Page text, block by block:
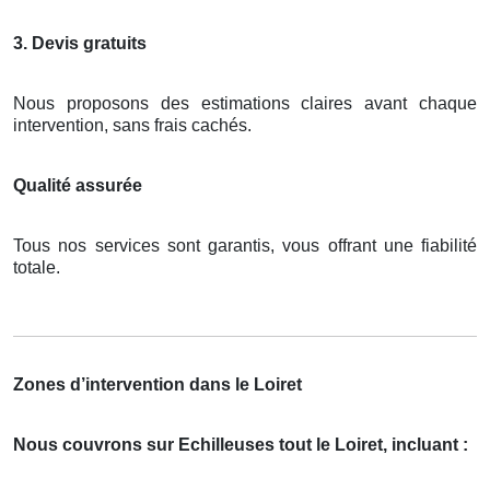
3. Devis gratuits
Nous proposons des estimations claires avant chaque
intervention, sans frais cachés.
Qualité assurée
Tous nos services sont garantis, vous offrant une fiabilité
totale.
Zones d’intervention dans le Loiret
Nous couvrons sur Echilleuses tout le Loiret, incluant :